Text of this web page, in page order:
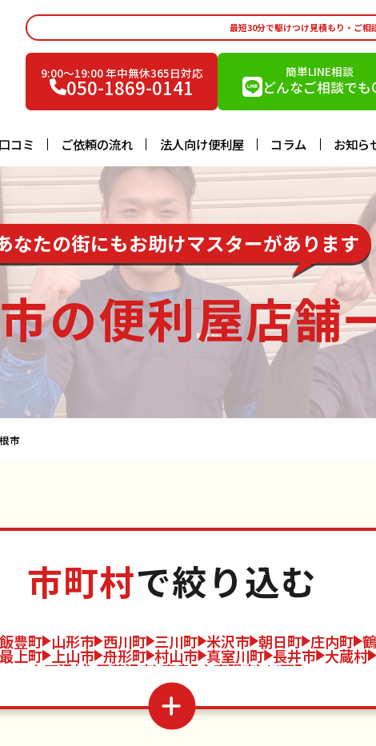
最短30分で駆けつけ見積もり・ご相
9:00〜19:00 年中無休365日対応
050-1869-0141
簡単LINE相談
どんなご相談でも
コミ ご依頼の流れ 法人向け便利屋 コラム お知ら
なたの街にもお助けマスターがあります
の便利屋店舗
市
市町村で絞り込む
豊町 山形市 西川町 三川町 米沢市 朝日町 庄内町
上町 上山市 舟形町 村山市 真室川町 長井市 大蔵村
戸沢村 尾花沢市 高畠町 南陽市 川西町